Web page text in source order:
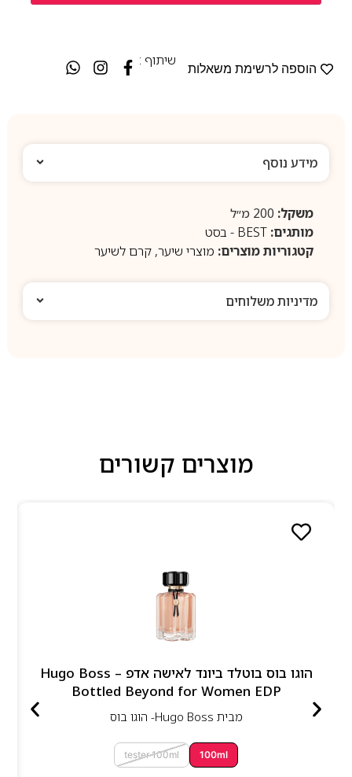
הוספה לרשימת משאלות
שיתוף :
מידע נוסף
משקל:200 מ״ל
מותגים: BEST - בסט
קטגוריות מוצרים: מוצרי שיער, קרם לשיער
מדיניות משלוחים
מוצרים קשורים
הוגו בוס בוטלד ביונד לאישה אדפ – Hugo Boss
Bottled Beyond for Women EDP
מבית Hugo Boss- הוגו בוס
100ml
tester 100ml